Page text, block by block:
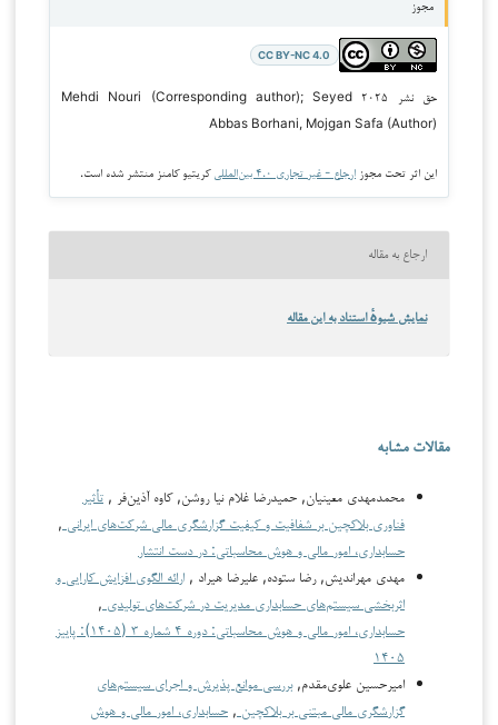
مجوز
CC BY-NC 4.0
حق نشر ۲۰۲۵ Mehdi Nouri (Corresponding author); Seyed
Abbas Borhani, Mojgan Safa (Author)
این اثر تحت مجوز ارجاع - غیر تجاری ۴.۰ بین‌المللی کریتیو کامنز منتشر شده است.
ارجاع به مقاله
نمایش شیوهٔ استناد به این مقاله
مقالات مشابه
محمدمهدی معینیان, حمیدرضا غلام نیا روشن, کاوه آذین‌فر , تأثیر
فناوری بلاکچین بر شفافیت و کیفیت گزارشگری مالی شرکت‌های ایرانی ,
حسابداری، امور مالی و هوش محاسباتی: در دست انتشار
مهدي مهراندیش, رضا ستوده, علیرضا هیراد , ارائه الگوی افزایش کارایی و
اثربخشی سیستم‌های حسابداری مدیریت در شرکت‌های تولیدی ,
حسابداری، امور مالی و هوش محاسباتی: دوره ۴ شماره ۳ (۱۴۰۵): پاییز
۱۴۰۵
امیرحسین علوی‌مقدم,بررسی موانع پذیرش و اجرای سیستم‌های
گزارشگری مالی مبتنی بر بلاکچین , حسابداری، امور مالی و هوش